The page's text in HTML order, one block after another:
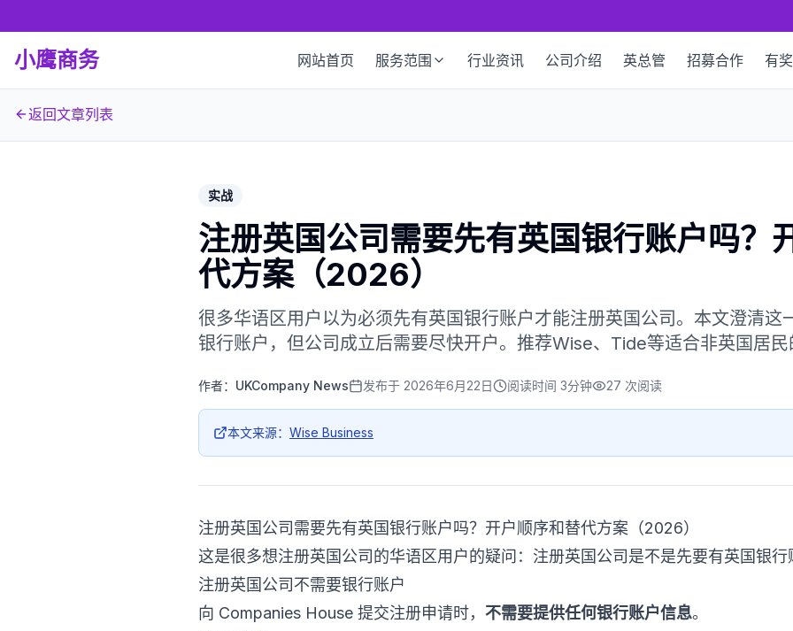
小鹰商务 网站首页 服务范围 行业资讯 公司介绍 英总管 招募合作 有
返回文章列表
实战
注册英国公司需要先有英国银行账户吗？
代方案（2026）
很多华语区用户以为必须先有英国银行账户才能注册英国公司。本文澄清这
银行账户，但公司成立后需要尽快开户。推荐Wise、Tide等适合非英国居
作者： UKCompany News 发布于 2026年6月22日 阅读时间 3分钟 27 次阅读
本文来源： Wise Business
注册英国公司需要先有英国银行账户吗？开户顺序和替代方案（2026）
这是很多想注册英国公司的华语区用户的疑问：注册英国公司是不是先要有英国银
注册英国公司不需要银行账户
向 Companies House 提交注册申请时， 不需要提供任何银行账户信息。